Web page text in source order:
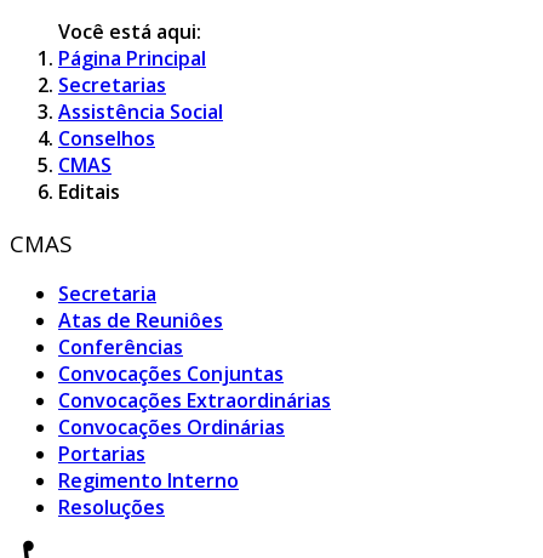
Você está aqui:
Página Principal
Secretarias
Assistência Social
Conselhos
CMAS
Editais
CMAS
Secretaria
Atas de Reuniôes
Conferências
Convocações Conjuntas
Convocações Extraordinárias
Convocações Ordinárias
Portarias
Regimento Interno
Resoluções